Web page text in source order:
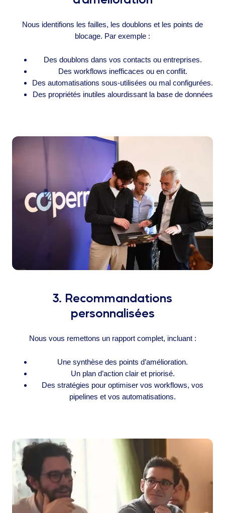
Nous identifions les failles, les doublons et les points de
blocage. Par exemple :
Des doublons dans vos contacts ou entreprises.
Des workflows inefficaces ou en conflit.
Des automatisations sous-utilisées ou mal configurées.
Des propriétés inutiles alourdissant la base de données
3. Recommandations
personnalisées
Nous vous remettons un rapport complet, incluant :
Une synthèse des points d’amélioration.
Un plan d’action clair et priorisé.
Des stratégies pour optimiser vos workflows, vos
pipelines et vos automatisations.